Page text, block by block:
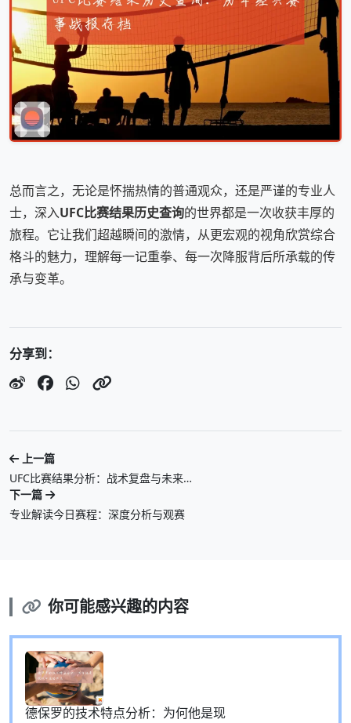
总而言之，无论是怀揣热情的普通观众，还是严谨的专业人
士，深入UFC比赛结果历史查询的世界都是一次收获丰厚的
旅程。它让我们超越瞬间的激情，从更宏观的视角欣赏综合
格斗的魅力，理解每一记重拳、每一次降服背后所承载的传
承与变革。
分享到：
上一篇
UFC比赛结果分析：战术复盘与未来…
下一篇
专业解读今日赛程：深度分析与观赛
你可能感兴趣的内容
德保罗的技术特点分析：为何他是现